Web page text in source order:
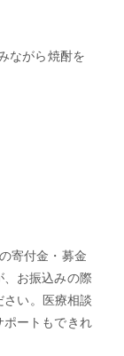
ながら焼酎を
寄付金・募金
お振込みの際
さい。医療相談
ートもできれ